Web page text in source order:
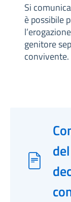
Si
è possibile
genitore
convivente.